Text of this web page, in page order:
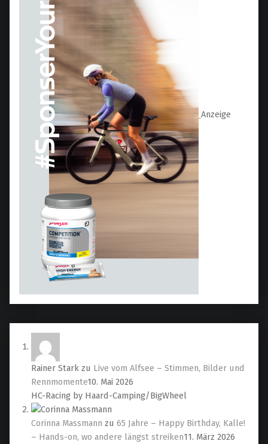
Anzeige
Rainer Starkzu Live vom Alfsee – Stimmen, Bilder und
Rennmomente10. Mai 2026
HC-Racing by Haard-Camping/BigWheel
Corinna Massmann zu 65 Jahre – Happy Birthday, Kalle!
– Hands-on, wo andere längst streiken11. März 2026